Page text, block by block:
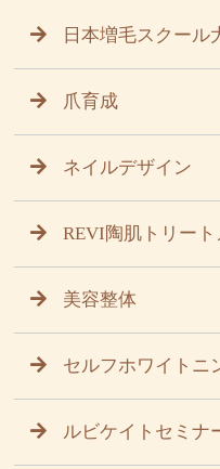
日本増毛スクール
爪育成
ネイルデザイン
REVI陶肌トリート
美容整体
セルフホワイトニ
ルビケイトセミナ